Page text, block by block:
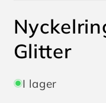
1
modalfönster
Glitter
I lager